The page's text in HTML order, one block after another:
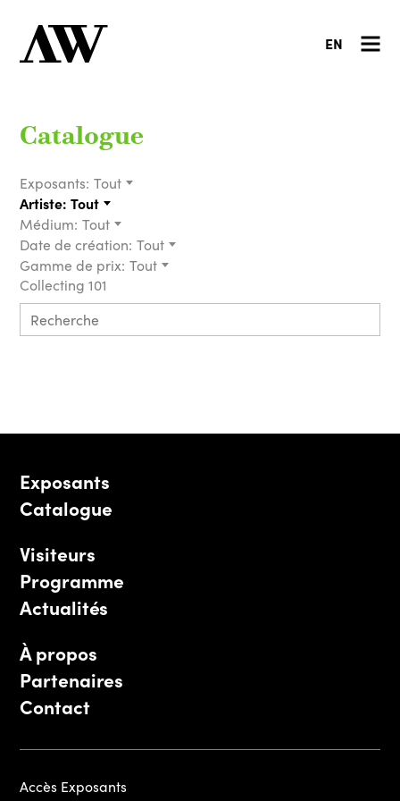
EN
Catalogue
Exposants: Tout
Artiste: Tout
Médium: Tout
Date de création: Tout
Gamme de prix: Tout
Collecting 101
Exposants
Catalogue
Visiteurs
Programme
Actualités
À propos
Partenaires
Contact
Accès Exposants